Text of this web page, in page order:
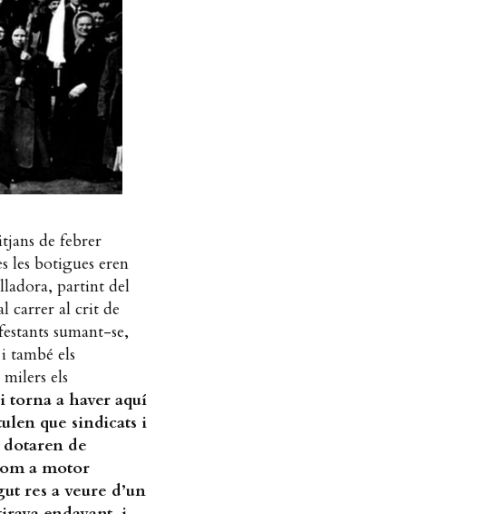
de febrer
les botigues eren
partint del
carrer al crit de
sumant-se,
també els
els
torna a haver aquí
que sindicats i
de
a motor
res a veure d’un